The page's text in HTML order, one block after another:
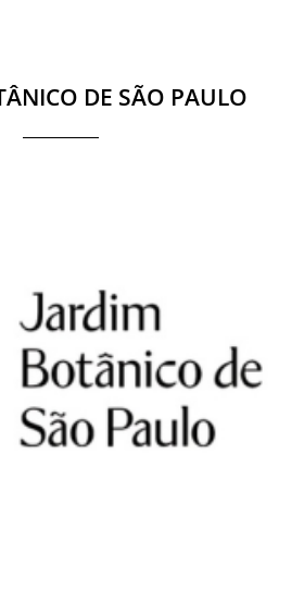
DE SÃO PAULO